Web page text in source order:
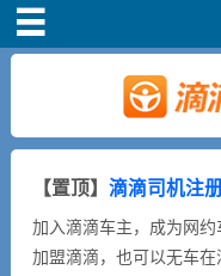
司机注册
新手指导
奖励政策
【置顶】 滴滴司机注
加入滴滴车主，成为网
加盟滴滴，也可以无车